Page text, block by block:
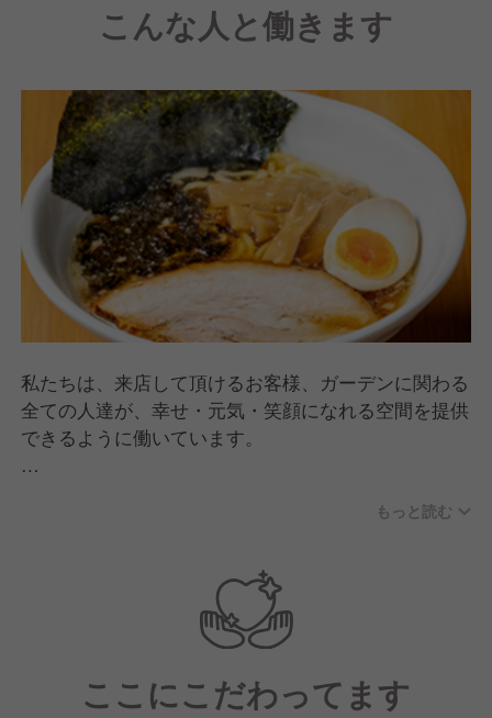
こんな人と働きます
私たちは、来店して頂けるお客様、ガーデンに関わる
全ての人達が、幸せ・元気・笑顔になれる空間を提供
できるように働いています。
若い世代を中心に、20代から60代まで幅広い年齢層
一緒に盛り上げてくれる仲間を探しています！
もっと読む
ここにこだわってます